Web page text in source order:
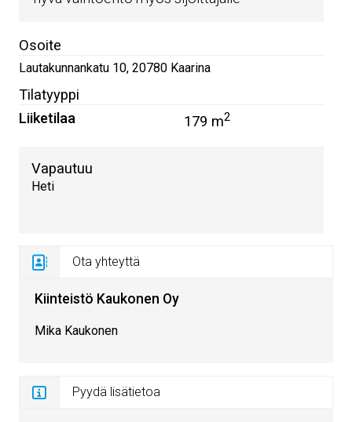
Osoite
Lautakunnankatu 10, 20780 Kaarina
Tilatyyppi
Liiketilaa
179 m2
Vapautuu
Heti
Ota yhteyttä
Kiinteistö Kaukonen Oy
Mika Kaukonen
Pyydä lisätietoa